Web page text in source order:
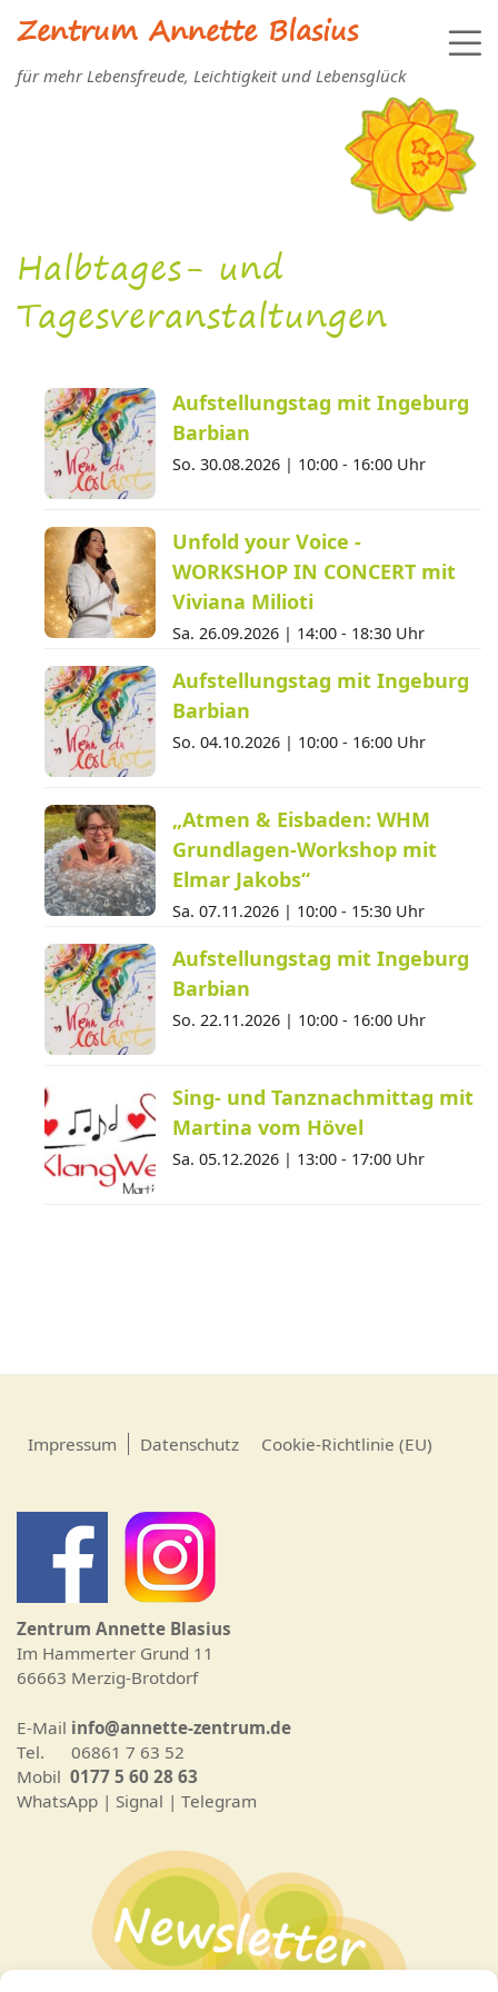
Zentrum Annette Blasius
für mehr Lebensfreude, Leichtigkeit und Lebensglück
Halbtages- und
Tagesveranstaltungen
Aufstellungstag mit Ingeburg
Barbian
So. 30.08.2026 | 10:00 - 16:00 Uhr
Unfold your Voice -
WORKSHOP IN CONCERT mit
Viviana Milioti
Sa. 26.09.2026 | 14:00 - 18:30 Uhr
Aufstellungstag mit Ingeburg
Barbian
So. 04.10.2026 | 10:00 - 16:00 Uhr
„Atmen & Eisbaden: WHM
Grundlagen-Workshop mit
Elmar Jakobs“
Sa. 07.11.2026 | 10:00 - 15:30 Uhr
Aufstellungstag mit Ingeburg
Barbian
So. 22.11.2026 | 10:00 - 16:00 Uhr
Sing- und Tanznachmittag mit
Martina vom Hövel
Sa. 05.12.2026 | 13:00 - 17:00 Uhr
Impressum Datenschutz Cookie-Richtlinie (EU)
Zentrum Annette Blasius
Im Hammerter Grund 11
66663 Merzig-Brotdorf
E-Mail info@annette-zentrum.de
Tel. 06861 7 63 52
Mobil 0177 5 60 28 63
WhatsApp | Signal | Telegram